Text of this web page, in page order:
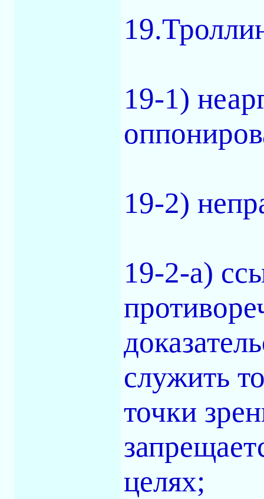
19-1)
19-2)
19-2-а)
служить
точки
целях;